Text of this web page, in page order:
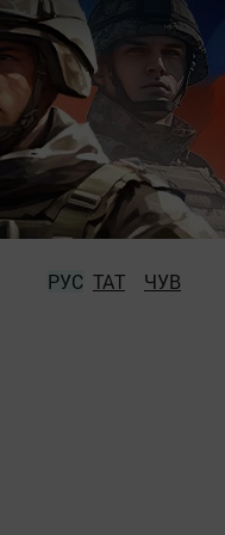
РУС ТАТ ЧУВ